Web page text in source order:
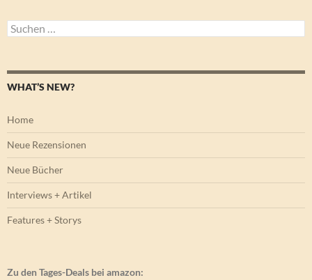
Suchen
nach:
WHAT’S NEW?
Home
Neue Rezensionen
Neue Bücher
Interviews + Artikel
Features + Storys
Zu den Tages-Deals bei amazon: